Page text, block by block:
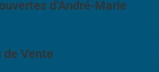
d’André-Marie
de Vente